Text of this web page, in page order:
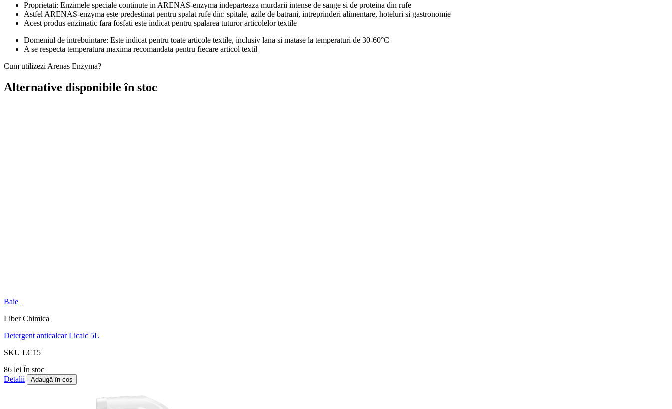
Proprietati: Enzimele speciale continute in ARENAS-enzyma indeparteaza murdarii intense de sange si de proteina din rufe
Astfel ARENAS-enzyma este predestinat pentru spalat rufe din: spitale, azile de batrani, intreprinderi alimentare, hoteluri si gastronomie
Acest produs enzimatic fara fosfati este indicat pentru spalarea tuturor articolelor textile
Domeniul de intrebuintare: Este indicat pentru toate articole textile, inclusiv lana si matase la temperaturi de 30-60°C
A se respecta temperatura maxima recomandata pentru fiecare articol textil
Cum utilizezi Arenas Enzyma?
Alternative disponibile în stoc
Baie
Liber Chimica
Detergent anticalcar Licalc 5L
SKU LC15
86 lei În stoc
Detalii
Adaugă în coș